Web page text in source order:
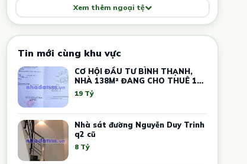
Xem thêm ngoại tệ
Tin mới cùng khu vực
CƠ HỘI ĐẦU TƯ BÌNH THẠNH,
NHÀ 138M² ĐANG CHO THUÊ 17
PHÒNG TRỌ, GIÁ CHỈ 19 TỶ
19 Tỷ
Nhà sát đường Nguyễn Duy Trinh
q2 cũ
8 Tỷ